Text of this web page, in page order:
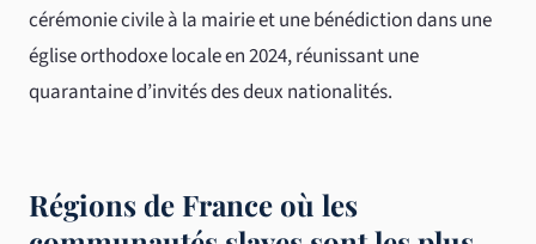
cérémonie civile à la mairie et une bénédiction dans une
église orthodoxe locale en 2024, réunissant une
quarantaine d’invités des deux nationalités.
Régions de France où les